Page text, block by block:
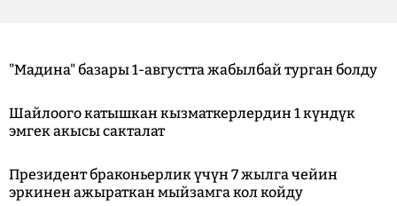
"Мадина" базары 1-августта жабылбай турган болду
Шайлоого катышкан кызматкерлердин 1 күндүк
эмгек акысы сакталат
Президент браконьерлик үчүн 7 жылга чейин
эркинен ажыраткан мыйзамга кол койду